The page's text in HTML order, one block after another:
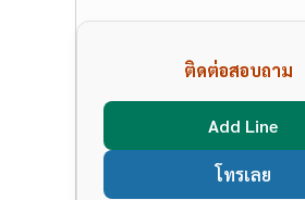
ติดต่อสอบถาม
Add Line
โทรเลย